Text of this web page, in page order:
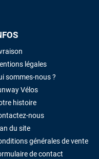
légales
sommes-nous ?
Vélos
histoire
nous
du site
générales de vente
de contact